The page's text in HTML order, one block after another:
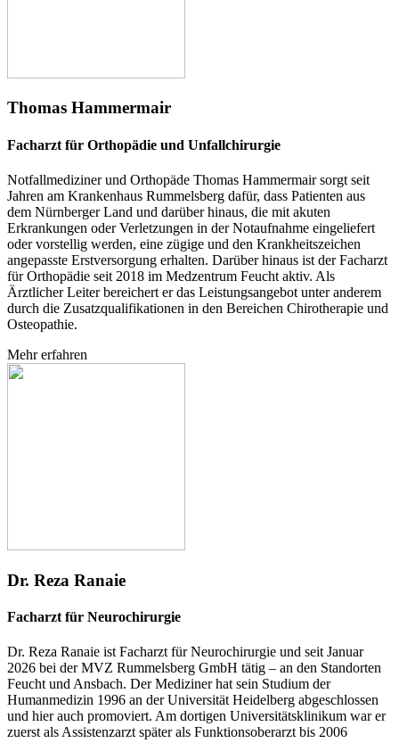
Thomas Hammermair
Facharzt für Orthopädie und Unfallchirurgie
Notfallmediziner und Orthopäde Thomas Hammermair sorgt seit
Jahren am Krankenhaus Rummelsberg dafür, dass Patienten aus
dem Nürnberger Land und darüber hinaus, die mit akuten
Erkrankungen oder Verletzungen in der Notaufnahme eingeliefert
oder vorstellig werden, eine zügige und den Krankheitszeichen
angepasste Erstversorgung erhalten. Darüber hinaus ist der Facharzt
für Orthopädie seit 2018 im Medzentrum Feucht aktiv. Als
Ärztlicher Leiter bereichert er das Leistungsangebot unter anderem
durch die Zusatzqualifikationen in den Bereichen Chirotherapie und
Osteopathie.
Mehr erfahren
Dr. Reza Ranaie
Facharzt für Neurochirurgie
Dr. Reza Ranaie ist Facharzt für Neurochirurgie und seit Januar
2026 bei der MVZ Rummelsberg GmbH tätig – an den Standorten
Feucht und Ansbach. Der Mediziner hat sein Studium der
Humanmedizin 1996 an der Universität Heidelberg abgeschlossen
und hier auch promoviert. Am dortigen Universitätsklinikum war er
zuerst als Assistenzarzt später als Funktionsoberarzt bis 2006